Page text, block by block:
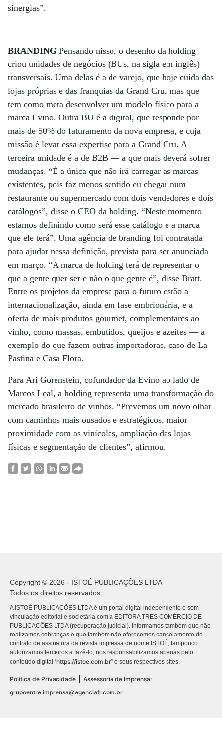
sinergias”.
BRANDING Pensando nisso, o desenho da holding
criou unidades de negócios (BUs, na sigla em inglês)
transversais. Uma delas é a de varejo, que hoje cuida das
lojas próprias e das franquias da Grand Cru, mas que
tem como meta desenvolver um modelo físico para a
marca Evino. Outra BU é a digital, que responde por
mais de 50% do faturamento da nova empresa, e cuja
missão é levar essa expertise para a Grand Cru. A
terceira unidade é a de B2B — a que mais deverá sofrer
mudanças. “É a única que não irá carregar as marcas
existentes, pois faz menos sentido eu chegar num
restaurante ou supermercado com dois vendedores e dois
catálogos”, disse o CEO da holding. “Neste momento
estamos definindo como será esse catálogo e a marca
que ele terá”. Uma agência de branding foi contratada
para ajudar nessa definição, prevista para ser anunciada
em março. “A marca de holding terá de representar o
que a gente quer ser e não o que gente é”, disse Bratt.
Entre os projetos da empresa para o futuro estão a
internacionalização, ainda em fase embrionária, e a
oferta de mais produtos gourmet, complementares ao
vinho, como massas, embutidos, queijos e azeites — a
exemplo do que fazem outras importadoras, caso de La
Pastina e Casa Flora.
Para Ari Gorenstein, cofundador da Evino ao lado de
Marcos Leal, a holding representa uma transformação do
mercado brasileiro de vinhos. “Prevemos um novo olhar
com caminhos mais ousados e estratégicos, maior
proximidade com as vinícolas, ampliação das lojas
físicas e segmentação de clientes”, afirmou.
Copyright © 2026 - ISTOÉ PUBLICAÇÕES LTDA
Todos os direitos reservados.
A ISTOÉ PUBLICAÇÕES LTDA é um portal digital independente e sem
vinculação editorial e societária com a EDITORA TRES COMÉRCIO DE
PUBLICACÕES LTDA (recuperação judicial). Informamos também que não
realizamos cobranças e que também não oferecemos cancelamento do
contrato de assinatura da revista impressa de nome ISTOÉ, tampouco
autorizamos terceiros a fazê-lo, nos responsabilizamos apenas pelo
conteúdo digital “https://istoe.com.br” e seus respectivos sites.
Política de Privacidade
Assessoria de Imprensa:
grupoentre.imprensa@agenciafr.com.br